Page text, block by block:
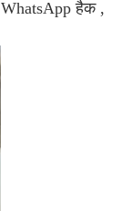
हैक ,